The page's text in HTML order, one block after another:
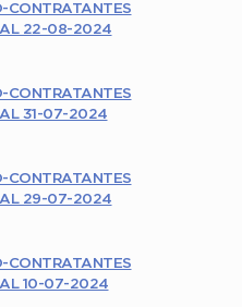
CONTRATANTES
AL 22-08-2024
CONTRATANTES
31-07-2024
CONTRATANTES
AL 29-07-2024
CONTRATANTES
AL 10-07-2024